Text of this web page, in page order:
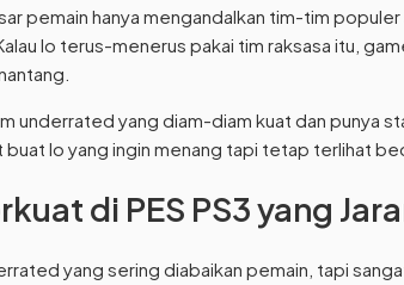
pemain hanya mengandalkan tim-tim
lo terus-menerus pakai tim raksasa itu,
underrated yang diam-diam kuat dan punya
lo yang ingin menang tapi tetap terlihat
di PES PS3 yang
yang sering diabaikan pemain, tapi